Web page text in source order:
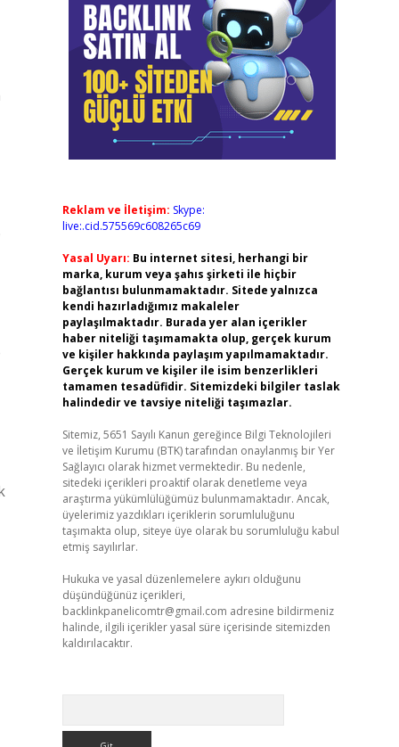
Reklam ve İletişim: Skype:
live:.cid.575569c608265c69
Yasal Uyarı: Bu internet sitesi, herhangi bir
marka, kurum veya şahıs şirketi ile hiçbir
bağlantısı bulunmamaktadır. Sitede yalnızca
kendi hazırladığımız makaleler
paylaşılmaktadır. Burada yer alan içerikler
haber niteliği taşımamakta olup, gerçek kurum
ve kişiler hakkında paylaşım yapılmamaktadır.
Gerçek kurum ve kişiler ile isim benzerlikleri
tamamen tesadüfidir. Sitemizdeki bilgiler taslak
halindedir ve tavsiye niteliği taşımazlar.
Sitemiz, 5651 Sayılı Kanun gereğince Bilgi Teknolojileri
ve İletişim Kurumu (BTK) tarafından onaylanmış bir Yer
Sağlayıcı olarak hizmet vermektedir. Bu nedenle,
sitedeki içerikleri proaktif olarak denetleme veya
araştırma yükümlülüğümüz bulunmamaktadır. Ancak,
üyelerimiz yazdıkları içeriklerin sorumluluğunu
taşımakta olup, siteye üye olarak bu sorumluluğu kabul
etmiş sayılırlar.
Hukuka ve yasal düzenlemelere aykırı olduğunu
düşündüğünüz içerikleri,
backlinkpanelicomtr@gmail.com adresine bildirmeniz
halinde, ilgili içerikler yasal süre içerisinde sitemizden
kaldırılacaktır.